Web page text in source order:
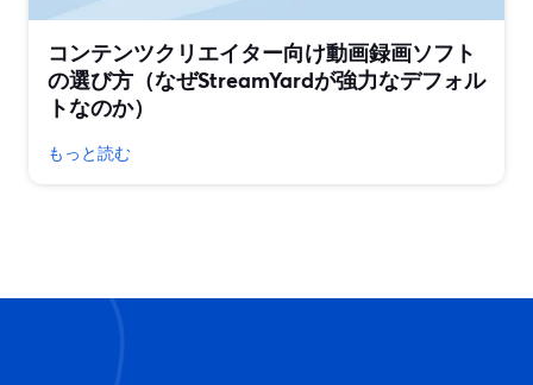
コンテンツクリエイター向け動画録画ソフト
の選び方（なぜStreamYardが強力なデフォル
トなのか）
もっと読む